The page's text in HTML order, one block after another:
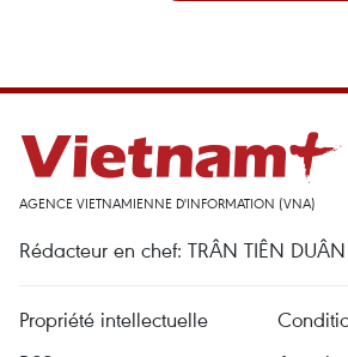
AGENCE VIETNAMIENNE D'INFORMATION (VNA)
Rédacteur en chef: TRÂN TIÊN DUÂN
Propriété intellectuelle